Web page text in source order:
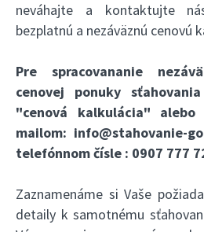
neváhajte a kontaktujte
bezplatnú a nezáväznú cenovú
Pre spracovananie
cenovej ponuky
"cenová kalkulácia" alebo
mailom: info@stahovanie-
telefónnom čísle : 0907 777
Zaznamenáme si Vaše
detaily k samotnému